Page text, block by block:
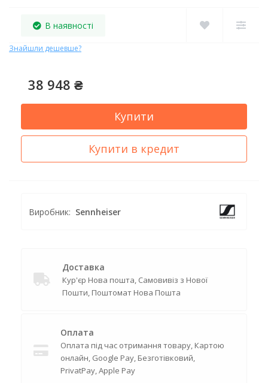
В наявності
Знайшли дешевше?
38 948 ₴
Купити
Купити в кредит
Виробник: Sennheiser
Доставка
Кур'єр Нова пошта, Самовивіз з Нової
Пошти, Поштомат Нова Пошта
Оплата
Оплата під час отримання товару, Картою
онлайн, Google Pay, Безготівковий,
PrivatPay, Apple Pay